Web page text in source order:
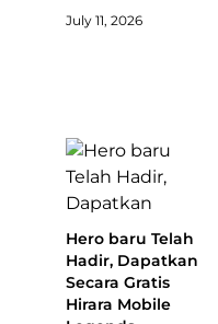
July 11, 2026
Hero baru Telah
Hadir, Dapatkan
Secara Gratis
Hirara Mobile